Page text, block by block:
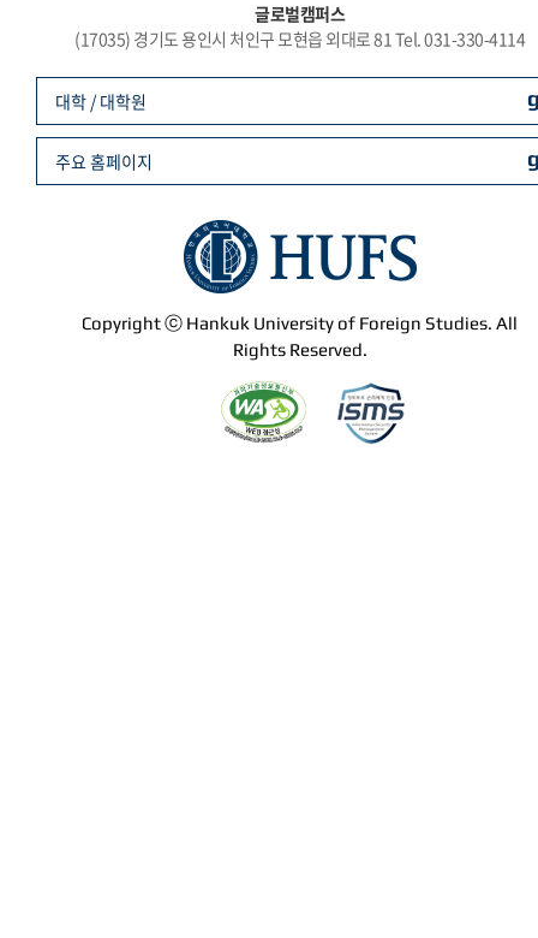
글로벌캠퍼스
(17035) 경기도 용인시 처인구 모현읍 외대로 81 Tel. 031-330-4114
Copyright ⓒ Hankuk University of Foreign Studies. All
Rights Reserved.
대학 / 대학원
주요 홈페이지